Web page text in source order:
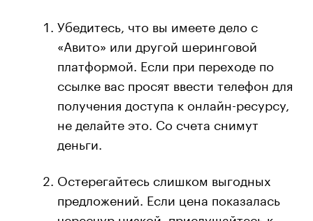
Убедитесь, что вы имеете дело с
«Авито» или другой шеринговой
платформой. Если при переходе по
ссылке вас просят ввести телефон для
получения доступа к онлайн-ресурсу,
не делайте это. Со счета снимут
деньги.
Остерегайтесь слишком выгодных
предложений. Если цена показалась